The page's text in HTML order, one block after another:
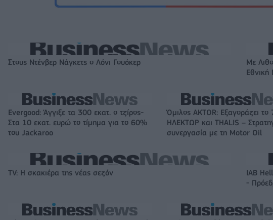
Στους Ντένβερ Νάγκετς ο Λόνι Γουόκερ
Με
Evergood: Άγγιξε τα 300 εκατ. ο τζίρος-
Στα 10 εκατ. ευρώ το τίμημα για το 60%
του Jackaroo
Όμιλος AKTOR: Εξαγοράζει
ΗΛΕΚΤΩΡ και THALIS –
συνεργασία με τη Motor Oil
TV: Η σκακιέρα της νέας σεζόν
IAB
-